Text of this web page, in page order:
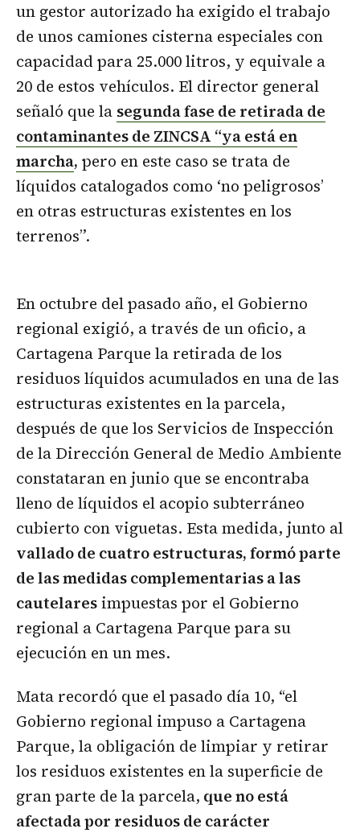
un gestor autorizado ha exigido el trabajo
de unos camiones cisterna especiales con
capacidad para 25.000 litros, y equivale a
20 de estos vehículos. El director general
señaló que la segunda fase de retirada de
contaminantes de ZINCSA “ya está en
marcha, pero en este caso se trata de
líquidos catalogados como ‘no peligrosos’
en otras estructuras existentes en los
terrenos”.
En octubre del pasado año, el Gobierno
regional exigió, a través de un oficio, a
Cartagena Parque la retirada de los
residuos líquidos acumulados en una de las
estructuras existentes en la parcela,
después de que los Servicios de Inspección
de la Dirección General de Medio Ambiente
constataran en junio que se encontraba
lleno de líquidos el acopio subterráneo
cubierto con viguetas. Esta medida, junto al
vallado de cuatro estructuras, formó parte
de las medidas complementarias a las
cautelaresimpuestas por el Gobierno
regional a Cartagena Parque para su
ejecución en un mes.
Mata recordó que el pasado día 10, “el
Gobierno regional impuso a Cartagena
Parque, la obligación de limpiar y retirar
los residuos existentes en la superficie de
gran parte de la parcela, que no está
afectada por residuos de carácter